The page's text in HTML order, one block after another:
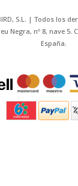
S.L. | Todos los
Negra, nº 8, nave 5.
España.